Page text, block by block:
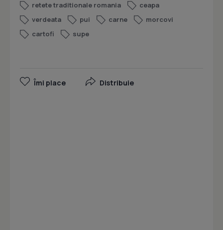
retete traditionale romania
ceapa
verdeata
pui carne
morcovi
cartofi
supe
Îmi place Distribuie